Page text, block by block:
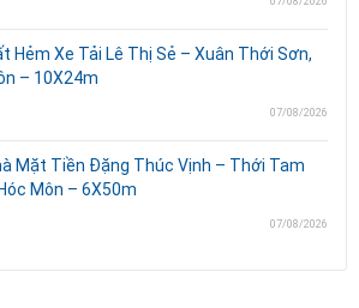
Hẻm Xe Tải Lê Thị Sẻ – Xuân Thới Sơn,
– 10X24m
07/08/2026
Mặt Tiền Đặng Thúc Vịnh – Thới Tam
Môn – 6X50m
07/08/2026